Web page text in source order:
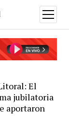
open
menu
El
jubilatoria
aportaron